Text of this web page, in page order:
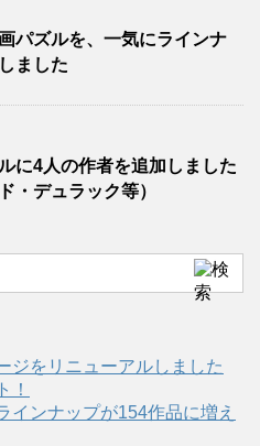
パズルを、一気にラインナ
ました
に4人の作者を追加しました
・デュラック等）
ジをリニューアルしました
！
インナップが154作品に増え